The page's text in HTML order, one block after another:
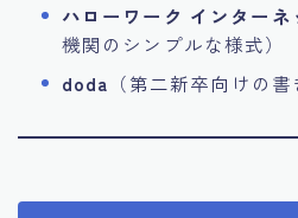
ハローワーク インターネ
機関のシンプルな様式）
doda （第二新卒向けの